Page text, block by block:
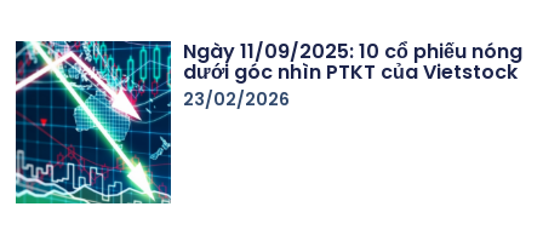
Ngày 11/09/2025: 10 cổ phiếu nóng
dưới góc nhìn PTKT của Vietstock
23/02/2026